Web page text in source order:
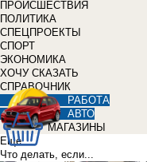
ПРОИСШЕСТВИЯ
ПОЛИТИКА
СПЕЦПРОЕКТЫ
СПОРТ
ЭКОНОМИКА
ХОЧУ СКАЗАТЬ
СПРАВОЧНИК
РАБОТА
АВТО
МАГАЗИНЫ
Еще
Что делать, если...